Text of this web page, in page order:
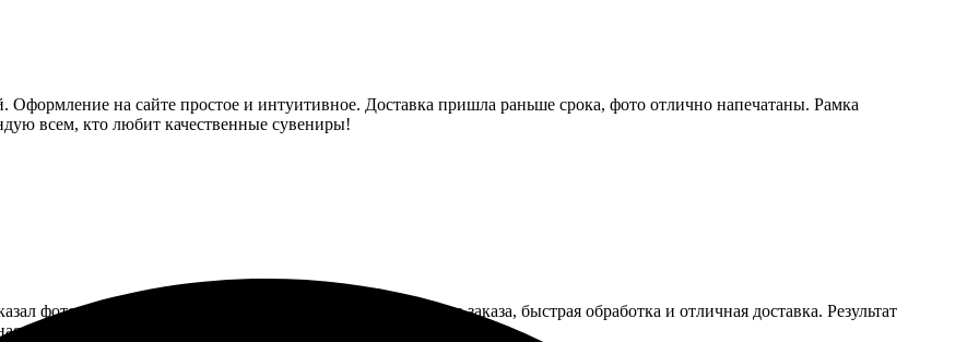
Оформление на сайте простое и интуитивное. Доставка пришла раньше срока, фото отлично напечатаны. Рамка
всем, кто любит качественные сувениры!
фото 15х15 с рамкой, всё прошло гладко. Простая форма заказа, быстрая обработка и отличная доставка. Результат
рамка. Обязательно обращусь снова!